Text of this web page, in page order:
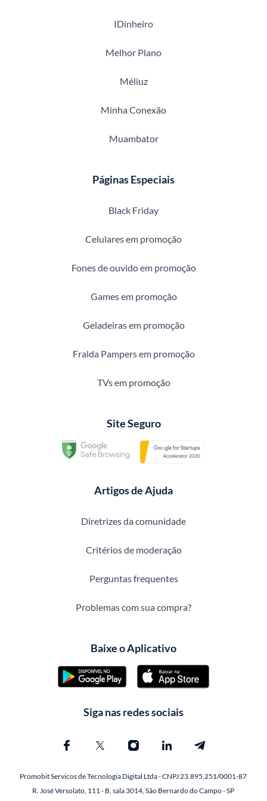
IDinheiro
Melhor Plano
Méliuz
Minha Conexão
Muambator
Páginas Especiais
Black Friday
Celulares em promoção
Fones de ouvido em promoção
Games em promoção
Geladeiras em promoção
Fralda Pampers em promoção
TVs em promoção
Site Seguro
Artigos de Ajuda
Diretrizes da comunidade
Critérios de moderação
Perguntas frequentes
Problemas com sua compra?
Baixe o Aplicativo
Siga nas redes sociais
Promobit Servicos de Tecnologia Digital Ltda - CNPJ 23.895.251/0001-87
R. José Versolato, 111 - B, sala 3014, São Bernardo do Campo - SP